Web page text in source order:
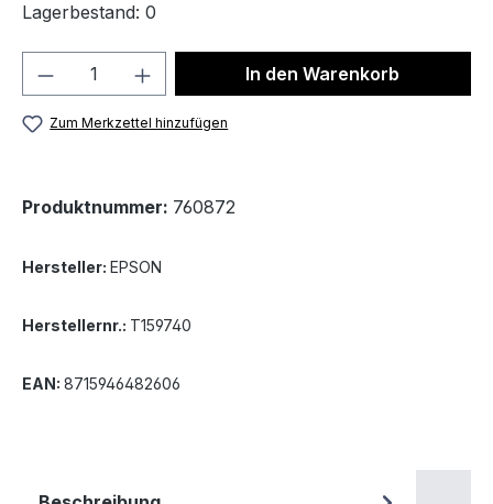
Lagerbestand: 0
Produkt Anzahl: Gib denIn den Warenkorb
Zum Merkzettel hinzufügen
Produktnummer: 760872
Hersteller: EPSON
Herstellernr.: T159740
EAN: 8715946482606